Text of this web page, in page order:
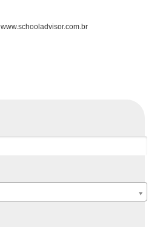
www.schooladvisor.com.br